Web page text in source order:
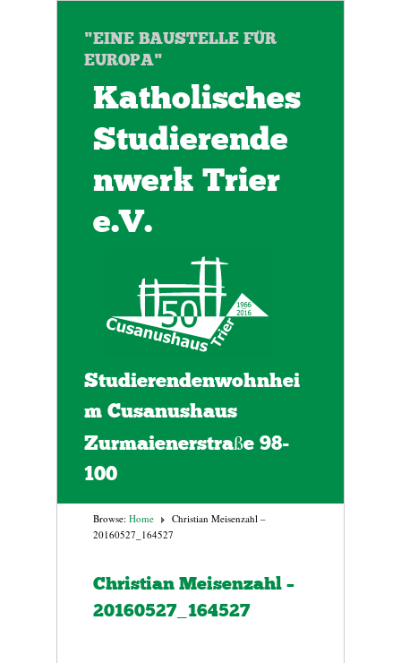
"EINE BAUSTELLE FÜR
EUROPA"
Katholisches
Studierende
nwerk Trier
e.V.
Studierendenwohnhei
m Cusanushaus
Zurmaienerstraße 98-
100
Browse: Home
Christian Meisenzahl –
20160527_164527
Christian Meisenzahl –
20160527_164527